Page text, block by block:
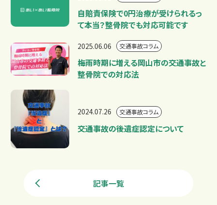
自賠責保険で0円治療が受けられるっ
て本当？整骨院でも対応可能です
2025.06.06 交通事故コラム
梅雨時期に増える岡山市の交通事故と
整骨院での対応法
2024.07.26 交通事故コラム
交通事故の後遺症認定について
記事一覧